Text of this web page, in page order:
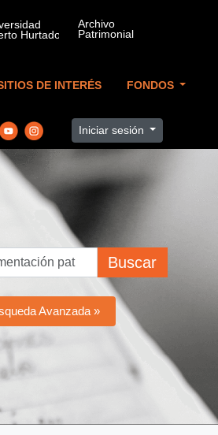
DE INTERÉS FONDOS
Iniciar sesión
Buscar
Avanzada »